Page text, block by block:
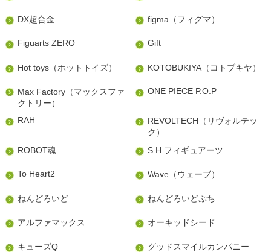
DX超合金 figma（フィグマ）
Figuarts ZERO Gift
Hot toys（ホットトイズ） KOTOBUKIYA（コトブキヤ）
Max Factory（マックスファ
クトリー）
ONE PIECE P.O.P
RAH
REVOLTECH（リヴォルテッ
ク）
ROBOT魂
S.H.フィギュアーツ
To Heart2 Wave（ウェーブ）
ねんどろいど ねんどろいどぷち
アルファマックス オーキッドシード
キューズQ グッドスマイルカンパニー